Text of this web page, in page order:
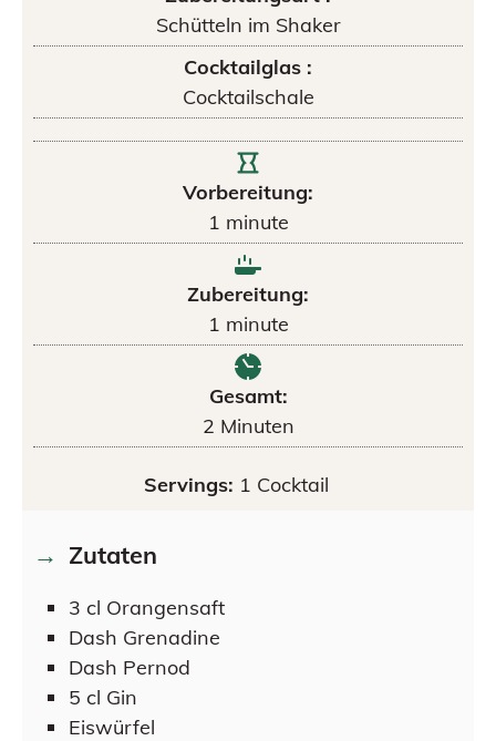
Schütteln im Shaker
Cocktailglas :
Cocktailschale
Vorbereitung:
1 minute
Zubereitung:
1 minute
Gesamt:
2 Minuten
Servings: 1 Cocktail
Zutaten
3 cl Orangensaft
Dash Grenadine
Dash Pernod
5 cl Gin
Eiswürfel